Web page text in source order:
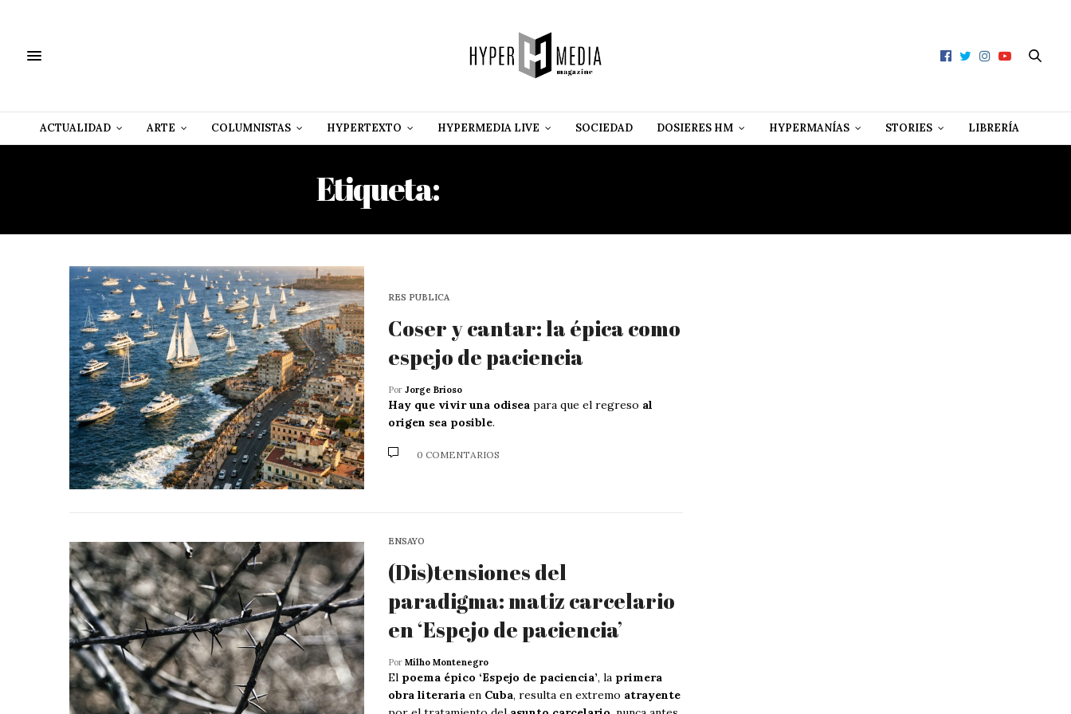
ACTUALIDAD ARTE COLUMNISTAS HYPERTEXTO HYPERMEDIA LIVE SOCIEDAD DOSIERES HM HYPERMANÍAS STORIES LIBRERÍA
Etiqueta:
RES PUBLICA
Coser y cantar: la épica como
espejo de paciencia
Por Jorge Brioso
Hay que vivir una odisea para que el regreso al
origen sea posible.
0 COMENTARIOS
ENSAYO
(Dis)tensiones del
paradigma: matiz carcelario
en ‘Espejo de paciencia’
Por Milho Montenegro
El poema épico ‘Espejo de paciencia’, la primera
obra literaria en Cuba, resulta en extremo atrayente